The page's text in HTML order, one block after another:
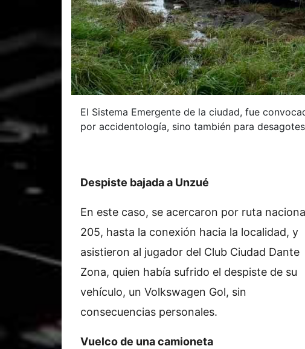
El Sistema Emergente de la ciudad, fue
por accidentología, sino también para
Despiste bajada a Unzué
En este caso, se acercaron por ruta
205, hasta la conexión hacia la localidad, y
asistieron al jugador del Club Ciudad Dante
Zona, quien había sufrido el despiste de su
vehículo, un Volkswagen Gol, sin
consecuencias personales.
Vuelco de una camioneta